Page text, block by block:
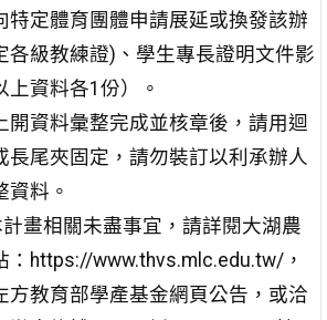
特定體育團體申請展延或換發該辦
各級教練證)、學生專長證明文件影
上資料各1份）。
開資料彙整完成並核章後，請用迴
長尾夾固定，請勿裝訂以利承辦人
資料。
畫相關未盡事宜，請詳閱大湖農
：https://www.thvs.mlc.edu.tw/，
方教育部學產基金網頁公告，或洽